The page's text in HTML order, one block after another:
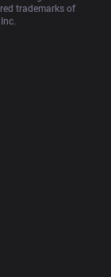
trademarks of